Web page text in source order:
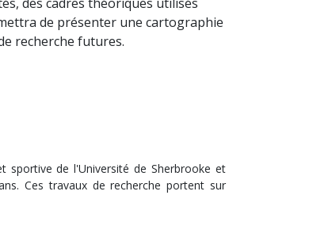
de présenter une cartographie
recherche futures.
sportive de l'Université de Sherbrooke et
Ces travaux de recherche portent sur